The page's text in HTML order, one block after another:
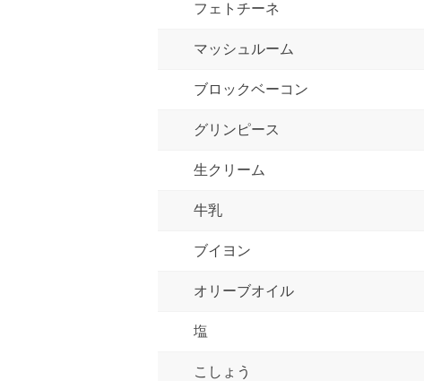
フェトチーネ
マッシュルーム
ブロックベーコン
グリンピース
生クリーム
牛乳
ブイヨン
オリーブオイル
塩
こしょう